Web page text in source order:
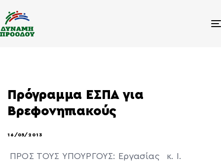
Πρόγραμμα ΕΣΠΑ για
Βρεφονηπιακούς
16/05/2013
ΠΡΟΣ ΤΟΥΣ ΥΠΟΥΡΓΟΥΣ: Εργασίας κ. Ι.